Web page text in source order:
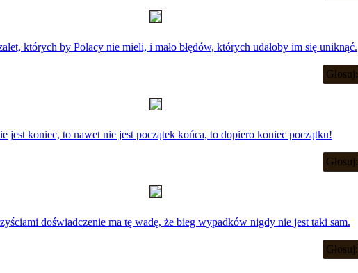
których by Polacy nie mieli, i mało błędów, których udałoby im się uniknąć.
Głosuj:
jest koniec, to nawet nie jest początek końca, to dopiero koniec początku!
Głosuj:
doświadczenie ma tę wadę, że bieg wypadków nigdy nie jest taki sam.
Głosuj: